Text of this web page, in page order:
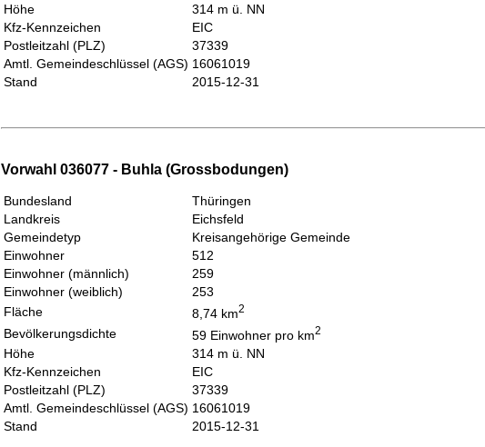
Höhe
314 m ü. NN
Kfz-Kennzeichen
EIC
Postleitzahl (PLZ)
37339
Amtl. Gemeindeschlüssel (AGS) 16061019
Stand
2015-12-31
Vorwahl 036077 - Buhla (Grossbodungen)
Bundesland
Thüringen
Landkreis
Eichsfeld
Gemeindetyp
Kreisangehörige Gemeinde
Einwohner
512
Einwohner (männlich)
259
Einwohner (weiblich)
253
Fläche
8,74 km2
Bevölkerungsdichte 59 Einwohner pro km2
Höhe
314 m ü. NN
Kfz-Kennzeichen
EIC
Postleitzahl (PLZ)
37339
Amtl. Gemeindeschlüssel (AGS) 16061019
Stand
2015-12-31